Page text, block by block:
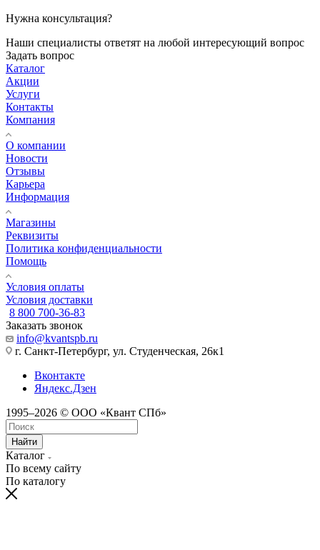
Нужна консультация?
Наши специалисты ответят на любой интересующий вопрос
Задать вопрос
Каталог
Акции
Услуги
Контакты
Компания
О компании
Новости
Отзывы
Карьера
Информация
Магазины
Реквизиты
Политика конфиденциальности
Помощь
Условия оплаты
Условия доставки
8 800 700-36-83
Заказать звонок
info@kvantspb.ru
г. Санкт-Петербург, ул. Студенческая, 26к1
Вконтакте
Яндекс.Дзен
1995–2026 © ООО «Квант СПб»
Найти
Каталог
По всему сайту
По каталогу